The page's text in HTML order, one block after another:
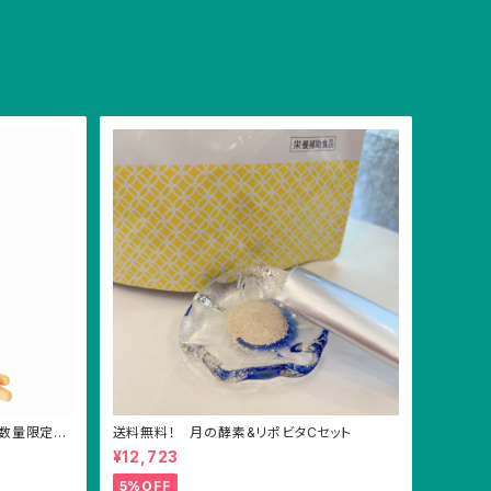
量限定！
送料無料！ 月の酵素&リポビタCセット
¥12,723
5%OFF